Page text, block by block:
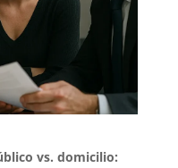
vs. domicilio: